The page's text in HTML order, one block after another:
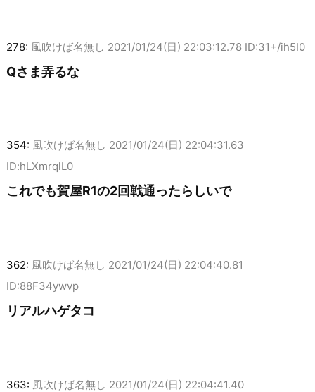
278: 風吹けば名無し 2021/01/24(日) 22:03:12.78 ID:31+/ih5I0
Qさま弄るな
354: 風吹けば名無し 2021/01/24(日) 22:04:31.63
ID:hLXmrqlL0
これでも賀屋R1の2回戦通ったらしいで
362: 風吹けば名無し 2021/01/24(日) 22:04:40.81
ID:88F34ywvp
リアルハゲタコ
363: 風吹けば名無し 2021/01/24(日) 22:04:41.40